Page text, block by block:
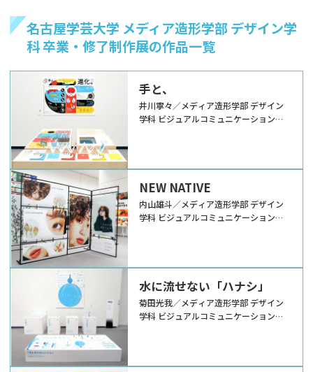
名古屋学芸大学 メディア造形学部 デザイン学
科 卒業・修了制作展の作品一覧
手と、
井川寧々／メディア造形学部 デザイン
学科 ビジュアルコミュニケーションデ
NEW NATIVE
内山雄斗／メディア造形学部 デザイン
学科 ビジュアルコミュニケーションデ
水に流せない「ハナシ」
菊田光我／メディア造形学部 デザイン
学科 ビジュアルコミュニケーションデ